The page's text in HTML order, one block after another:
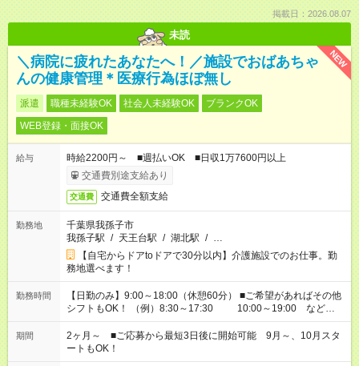
掲載日：2026.08.07
未読
NEW
＼病院に疲れたあなたへ！／施設でおばあちゃ
んの健康管理＊医療行為ほぼ無し
派遣 職種未経験OK 社会人未経験OK
ブランクOK
WEB登録・面接OK
給与
時給2200円～ ■週払いOK ■日収1万7600円以上
交通費別途支給あり
交通費 交通費全額支給
勤務地
千葉県我孫子市
我孫子駅 / 天王台駅 / 湖北駅 / …
【自宅からドアtoドアで30分以内】介護施設でのお仕事。勤
務地選べます！
勤務時間
【日勤のみ】9:00～18:00（休憩60分） ■ご希望があればその他
シフトもOK！ （例）8:30～17:30 10:00～19:00 など
「家族とお休みを合わせたい」 「できれば残業はしたくない」
など、あなたのご希望に沿ったお仕事をご紹介します！ ※Wワ
ーク希望の方へ 今ご覧のお仕事で希望する勤務時間と、もう1つ
のお仕事の勤務時間。 合計で週40時間を超える場合は応募でき
期間
2ヶ月～ ■ご応募から最短3日後に開始可能 9月～、10月スタ
ートもOK！